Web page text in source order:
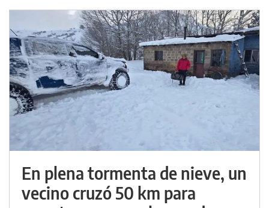
En plena tormenta de nieve, un
vecino cruzó 50 km para